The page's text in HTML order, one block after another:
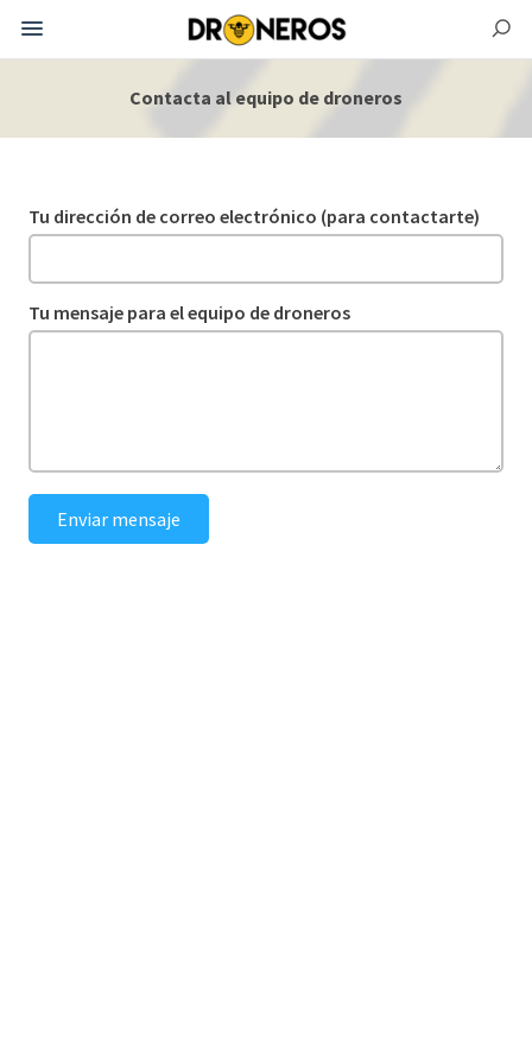
Contacta al equipo de droneros
Tu dirección de correo electrónico (para contactarte)
Tu mensaje para el equipo de droneros
Enviar mensaje